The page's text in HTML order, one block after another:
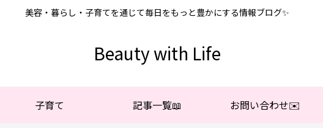
美容・暮らし・子育てを通じて毎日をもっと豊かにする情報ブログ✨
Beauty with Life
子育て 記事一覧📖 お問い合わせ✉️